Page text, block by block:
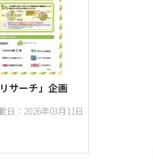
サーチ」企画
日：2026年03月11日